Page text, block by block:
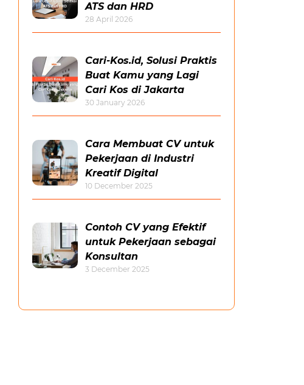
ATS dan HRD
28 April 2026
Cari-Kos.id, Solusi Praktis
Buat Kamu yang Lagi
Cari Kos di Jakarta
30 January 2026
Cara Membuat CV untuk
Pekerjaan di Industri
Kreatif Digital
10 December 2025
Contoh CV yang Efektif
untuk Pekerjaan sebagai
Konsultan
3 December 2025